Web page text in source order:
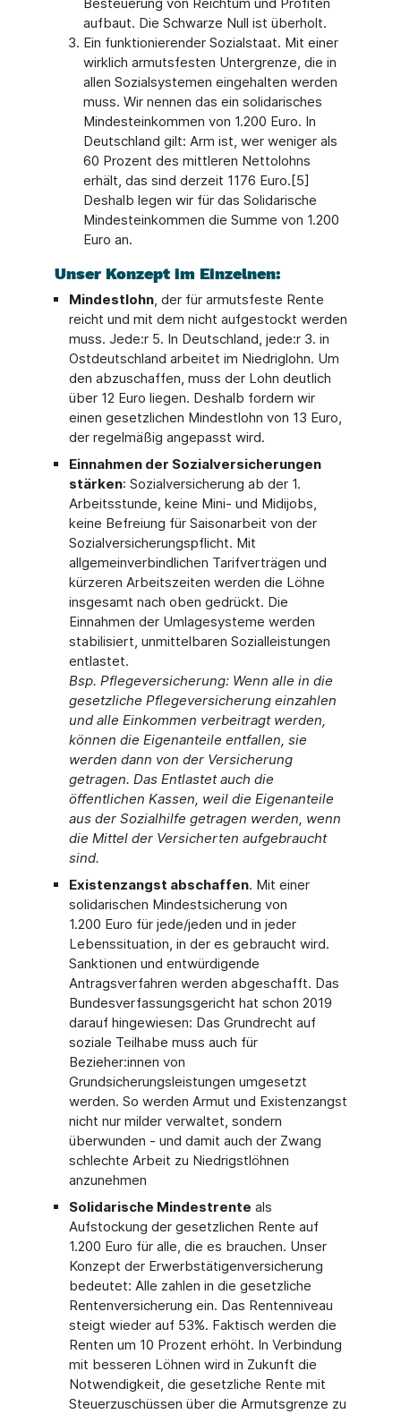
aufbaut. Die Schwarze Null ist überholt.
Ein funktionierender Sozialstaat. Mit einer
wirklich armutsfesten Untergrenze, die in
allen Sozialsystemen eingehalten werden
muss. Wir nennen das ein solidarisches
Mindesteinkommen von 1.200 Euro. In
Deutschland gilt: Arm ist, wer weniger als
60 Prozent des mittleren Nettolohns
erhält, das sind derzeit 1176 Euro.[5]
Deshalb legen wir für das Solidarische
Mindesteinkommen die Summe von 1.200
Euro an.
Unser Konzept im Einzelnen:
Mindestlohn, der für armutsfeste Rente
reicht und mit dem nicht aufgestockt werden
muss. Jede:r 5. In Deutschland, jede:r 3. in
Ostdeutschland arbeitet im Niedriglohn. Um
den abzuschaffen, muss der Lohn deutlich
über 12 Euro liegen. Deshalb fordern wir
einen gesetzlichen Mindestlohn von 13 Euro,
der regelmäßig angepasst wird.
Einnahmen der Sozialversicherungen
stärken: Sozialversicherung ab der 1.
Arbeitsstunde, keine Mini- und Midijobs,
keine Befreiung für Saisonarbeit von der
Sozialversicherungspflicht. Mit
allgemeinverbindlichen Tarifverträgen und
kürzeren Arbeitszeiten werden die Löhne
insgesamt nach oben gedrückt. Die
Einnahmen der Umlagesysteme werden
stabilisiert, unmittelbaren Sozialleistungen
entlastet.
Bsp. Pflegeversicherung:Wenn alle in die
gesetzliche Pflegeversicherung einzahlen
und alle Einkommen verbeitragt werden,
können die Eigenanteile entfallen, sie
werden dann von der Versicherung
getragen. Das Entlastet auch die
öffentlichen Kassen, weil die Eigenanteile
aus der Sozialhilfe getragen werden, wenn
die Mittel der Versicherten aufgebraucht
sind.
Existenzangst abschaffen. Mit einer
solidarischen Mindestsicherung von
1.200 Euro für jede/jeden und in jeder
Lebenssituation, in der es gebraucht wird.
Sanktionen und entwürdigende
Antragsverfahren werden abgeschafft. Das
Bundesverfassungsgericht hat schon 2019
darauf hingewiesen: Das Grundrecht auf
soziale Teilhabe muss auch für
Bezieher:innen von
Grundsicherungsleistungen umgesetzt
werden. So werden Armut und Existenzangst
nicht nur milder verwaltet, sondern
überwunden - und damit auch der Zwang
schlechte Arbeit zu Niedrigstlöhnen
anzunehmen
Solidarische Mindestrente als
Aufstockung der gesetzlichen Rente auf
1.200 Euro für alle, die es brauchen. Unser
Konzept der Erwerbstätigenversicherung
bedeutet: Alle zahlen in die gesetzliche
Rentenversicherung ein. Das Rentenniveau
steigt wieder auf 53%. Faktisch werden die
Renten um 10 Prozent erhöht. In Verbindung
mit besseren Löhnen wird in Zukunft die
Notwendigkeit, die gesetzliche Rente mit
Steuerzuschüssen über die Armutsgrenze zu